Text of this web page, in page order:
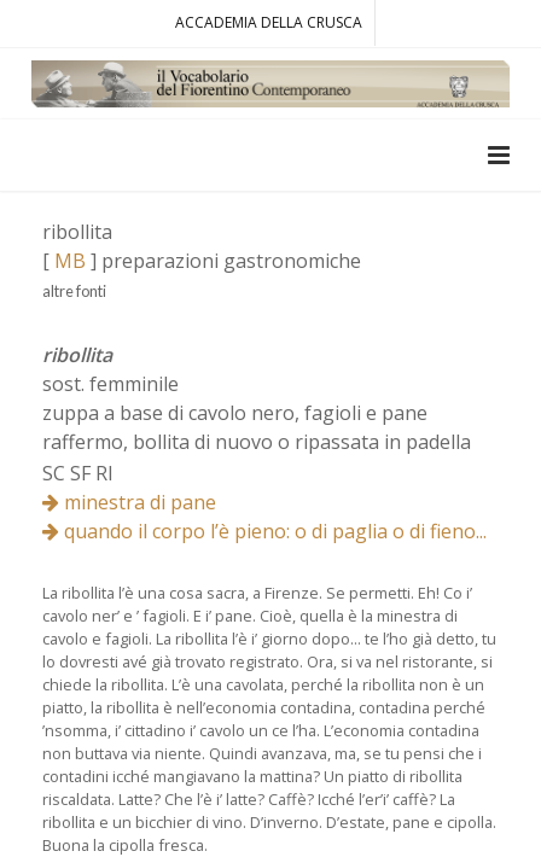
ACCADEMIA DELLA CRUSCA
ribollita
[ MB ] preparazioni gastronomiche
altre fonti
ribollita
sost. femminile
zuppa a base di cavolo nero, fagioli e pane
raffermo, bollita di nuovo o ripassata in padella
SC SF RI
minestra di pane
quando il corpo l’è pieno: o di paglia o di fieno...
La ribollita l’è una cosa sacra, a Firenze. Se permetti. Eh! Co i’
cavolo ner’ e ’ fagioli. E i’ pane. Cioè, quella è la minestra di
cavolo e fagioli. La ribollita l’è i’ giorno dopo... te l’ho già detto, tu
lo dovresti avé già trovato registrato. Ora, si va nel ristorante, si
chiede la ribollita. L’è una cavolata, perché la ribollita non è un
piatto, la ribollita è nell’economia contadina, contadina perché
’nsomma, i’ cittadino i’ cavolo un ce l’ha. L’economia contadina
non buttava via niente. Quindi avanzava, ma, se tu pensi che i
contadini icché mangiavano la mattina? Un piatto di ribollita
riscaldata. Latte? Che l’è i’ latte? Caffè? Icché l’er’i’ caffè? La
ribollita e un bicchier di vino. D’inverno. D’estate, pane e cipolla.
Buona la cipolla fresca.